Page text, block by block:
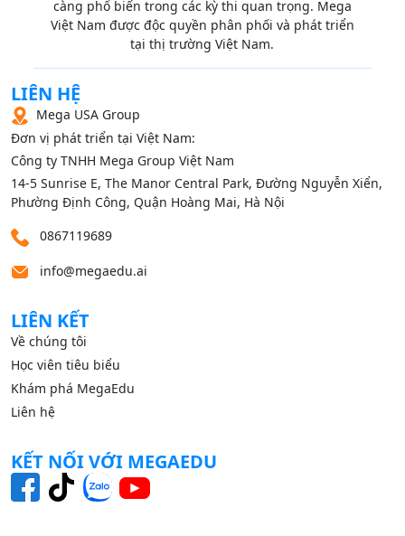
càng phổ biến trong các kỳ thi quan trọng. Mega
Việt Nam được độc quyền phân phối và phát triển
tại thị trường Việt Nam.
LIÊN HỆ
Mega USA Group
Đơn vị phát triển tại Việt Nam:
Công ty TNHH Mega Group Việt Nam
14‑5 Sunrise E, The Manor Central Park, Đường Nguyễn Xiển,
Phường Định Công, Quận Hoàng Mai, Hà Nội
0867119689
info@megaedu.ai
LIÊN KẾT
Về chúng tôi
Học viên tiêu biểu
Khám phá MegaEdu
Liên hệ
KẾT NỐI VỚI MEGAEDU